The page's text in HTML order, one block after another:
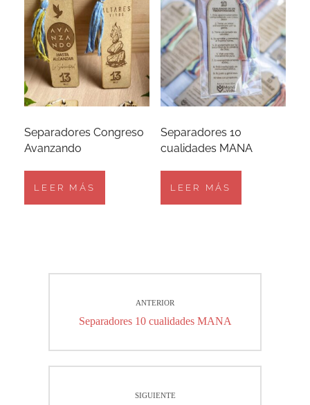
Separadores Congreso
Avanzando
LEER MÁS
Separadores 10
cualidades MANA
LEER MÁS
ANTERIOR
Entrada
Separadores 10 cualidades MANA
SIGUIENTE